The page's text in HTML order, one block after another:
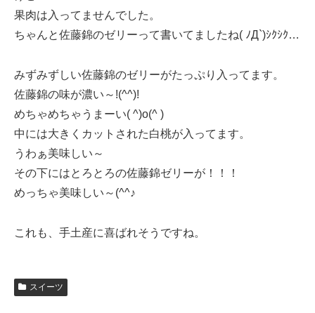
果肉は入ってませんでした。
ちゃんと佐藤錦のゼリーって書いてましたね( ﾉД`)ｼｸｼｸ…
みずみずしい佐藤錦のゼリーがたっぷり入ってます。
佐藤錦の味が濃い～!(^^)!
めちゃめちゃうまーい( ^)o(^ )
中には大きくカットされた白桃が入ってます。
うわぁ美味しい～
その下にはとろとろの佐藤錦ゼリーが！！！
めっちゃ美味しい～(^^♪
これも、手土産に喜ばれそうですね。
スイーツ